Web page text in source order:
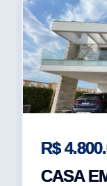
R$
CASA